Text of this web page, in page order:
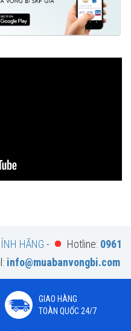
HÃNG - Hotline: 0961
info@muabanvongbi.com
GIAO HÀNG
TOÀN QUỐC 24/7